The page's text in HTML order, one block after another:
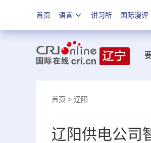
首页 语言 讲习所 国际漫评
首页 > 辽阳
辽阳供电公司